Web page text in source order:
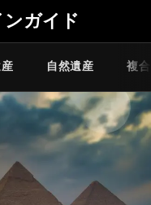
ガイド
自然遺産 複